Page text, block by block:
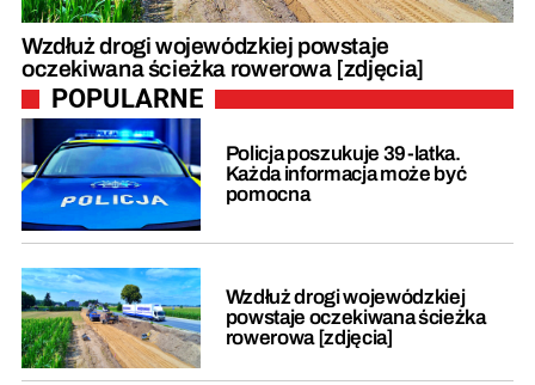
Wzdłuż drogi wojewódzkiej powstaje
oczekiwana ścieżka rowerowa [zdjęcia]
POPULARNE
Policja poszukuje 39-latka.
Każda informacja może być
pomocna
Wzdłuż drogi wojewódzkiej
powstaje oczekiwana ścieżka
rowerowa [zdjęcia]